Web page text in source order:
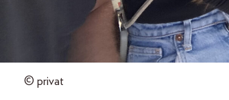
© privat